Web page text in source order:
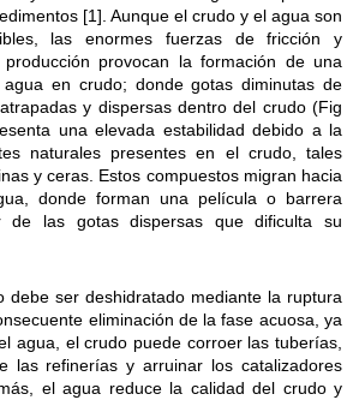
[1]. Aunque el crudo y el agua son
las enormes fuerzas de fricción y
provocan la formación de una
en crudo; donde gotas diminutas de
y dispersas dentro del crudo (Fig
una elevada estabilidad debido a la
naturales presentes en el crudo, tales
y ceras. Estos compuestos migran hacia
donde forman una película o barrera
de las gotas dispersas que dificulta su
debe ser deshidratado mediante la ruptura
eliminación de la fase acuosa, ya
agua, el crudo puede corroer las tuberías,
las refinerías y arruinar los catalizadores
el agua reduce la calidad del crudo y